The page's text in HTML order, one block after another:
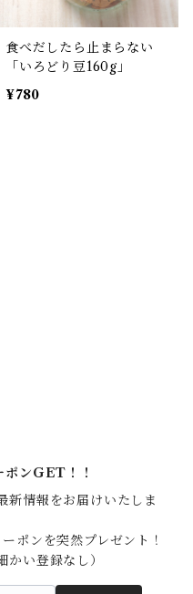
食べだしたら止まらない
「いろどり豆160g」
¥780
ポンGET！！
新情報をお届けいたしま
ポンを突然プレゼント！
かい登録なし）